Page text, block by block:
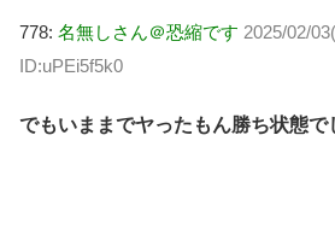
778: 名無しさん＠恐縮です 2025/02/
ID:uPEi5f5k0
でもいままでヤったもん勝ち状態で